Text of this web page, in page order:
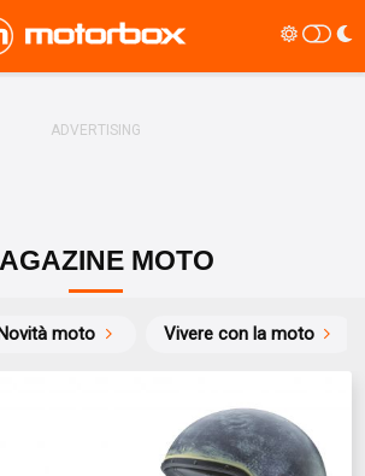
MOTO
moto Vivere con la moto